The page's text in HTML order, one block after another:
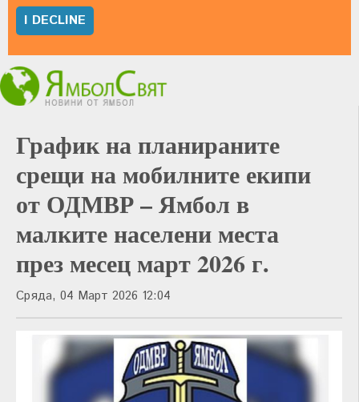
I DECLINE
График на планираните
срещи на мобилните екипи
от ОДМВР – Ямбол в
малките населени места
през месец март 2026 г.
Сряда, 04 Март 2026 12:04